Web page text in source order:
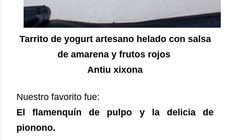
Tarrito de yogurt artesano helado con salsa
de amarena y frutos rojos
Antiu xixona
El flamenquín de pulpo y la delicia de
pionono.